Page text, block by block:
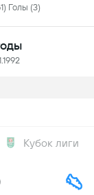
Голы (3)
Кубок лиги